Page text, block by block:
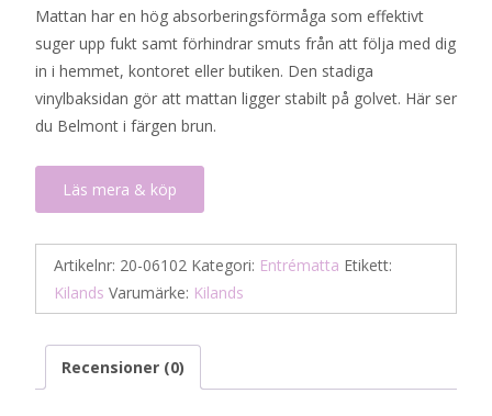
Mattan har en hög absorberingsförmåga som effektivt
suger upp fukt samt förhindrar smuts från att följa med dig
in i hemmet, kontoret eller butiken. Den stadiga
vinylbaksidan gör att mattan ligger stabilt på golvet. Här ser
du Belmont i färgen brun.
Läs mera & köp
Artikelnr: 20-06102 Kategori: Entrématta Etikett:
Kilands Varumärke: Kilands
Recensioner (0)